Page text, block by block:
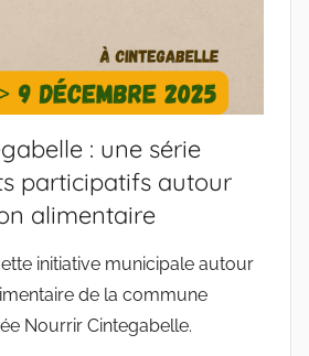
: une série
participatifs autour
alimentaire
initiative municipale autour
de la commune
Nourrir Cintegabelle.